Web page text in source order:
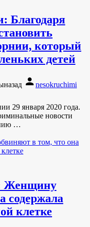
Благодаря
который
детей
person nesokruchimi
29 января 2020 года.
новости
…
Женщину
содержала
клетке